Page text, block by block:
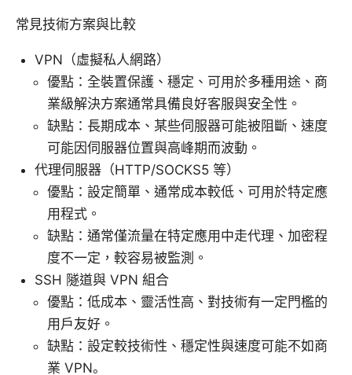
常見技術方案與比較
VPN（虛擬私人網路）
優點：全裝置保護、穩定、可用於多種用途、商
業級解決方案通常具備良好客服與安全性。
缺點：長期成本、某些伺服器可能被阻斷、速度
可能因伺服器位置與高峰期而波動。
代理伺服器（HTTP/SOCKS5 等）
優點：設定簡單、通常成本較低、可用於特定應
用程式。
缺點：通常僅流量在特定應用中走代理、加密程
度不一定，較容易被監測。
SSH 隧道與 VPN 組合
優點：低成本、靈活性高、對技術有一定門檻的
用戶友好。
缺點：設定較技術性、穩定性與速度可能不如商
業 VPN。